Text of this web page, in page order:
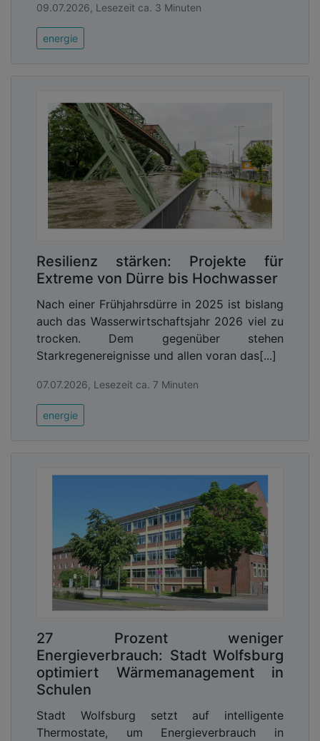
09.07.2026, Lesezeit ca. 3 Minuten
energie
Resilienz stärken: Projekte für
Extreme von Dürre bis Hochwasser
Nach einer Frühjahrsdürre in 2025 ist bislang
auch das Wasserwirtschaftsjahr 2026 viel zu
trocken. Dem gegenüber stehen
Starkregenereignisse und allen voran das[...]
07.07.2026, Lesezeit ca. 7 Minuten
energie
27 Prozent weniger
Energieverbrauch: Stadt Wolfsburg
optimiert Wärmemanagement in
Schulen
Stadt Wolfsburg setzt auf intelligente
Thermostate, um Energieverbrauch in